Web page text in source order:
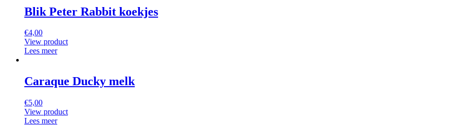
Blik Peter Rabbit koekjes
€4,00
View product
Lees meer
Caraque Ducky melk
€5,00
View product
Lees meer